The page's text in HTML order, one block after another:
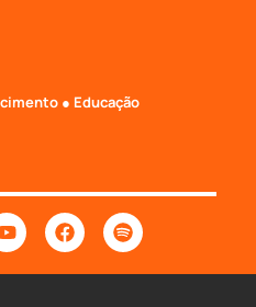
● Educação